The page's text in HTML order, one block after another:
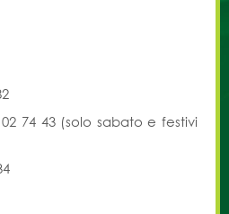
74 43 (solo sabato e festivi